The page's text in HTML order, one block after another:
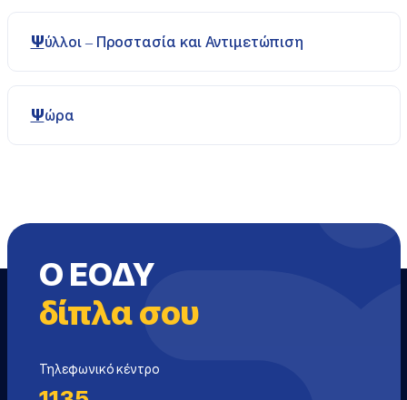
Ψύλλοι – Προστασία και Αντιμετώπιση
Ψώρα
Ο ΕΟΔΥ
δίπλα σου
Τηλεφωνικό κέντρο